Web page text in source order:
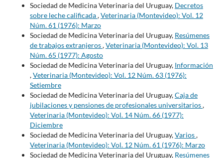
Sociedad de Medicina Veterinaria del Uruguay, Decretos
sobre leche calificada,Veterinaria (Montevideo): Vol. 12
Núm. 61 (1976): Marzo
Sociedad de Medicina Veterinaria del Uruguay, Resúmenes
de trabajos extranjeros,Veterinaria (Montevideo): Vol. 13
Núm. 65 (1977): Agosto
Sociedad de Medicina Veterinaria del Uruguay, Información
,Veterinaria (Montevideo): Vol. 12 Núm. 63 (1976):
Setiembre
Sociedad de Medicina Veterinaria del Uruguay,Caja de
jubilaciones y pensiones de profesionales universitarios,
Veterinaria (Montevideo): Vol. 14 Núm. 66 (1977):
Diciembre
Sociedad de Medicina Veterinaria del Uruguay,Varios,
Veterinaria (Montevideo): Vol. 12 Núm. 61 (1976): Marzo
Sociedad de Medicina Veterinaria del Uruguay, Resúmenes